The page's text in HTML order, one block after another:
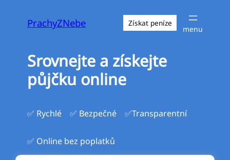
PrachyZNebe Získat peníze
Srovnejte a získejte
půjčku online
✅ Rychlé ✅ Bezpečné ✅Transparentní
✅ Online bez poplatků